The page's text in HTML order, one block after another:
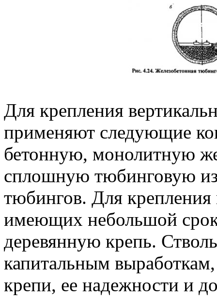
Для крепления
применяют следующие
бетонную, монолитную
сплошную тюбинговую
тюбингов. Для
имеющих небольшой
деревянную крепь.
капитальным
крепи, ее надежности и